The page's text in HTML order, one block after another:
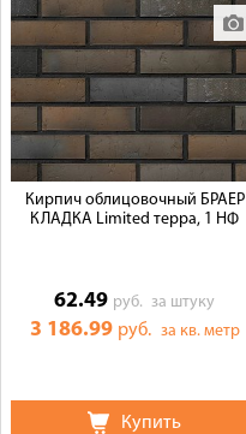
Кирпич облицовочный БРАЕР
КЛАДКА Limited терра, 1 НФ
62.49 руб.за штуку
3 186.99 руб. за кв. метр
Купить